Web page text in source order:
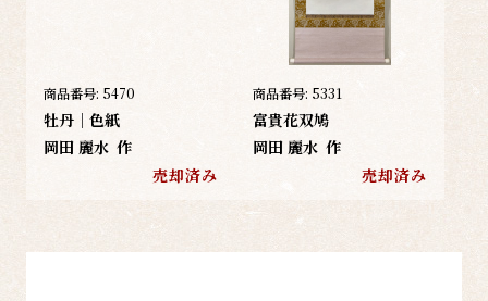
商品番号: 5470
牡丹｜色紙
岡田 麗水 作
売却済み
商品番号: 5331
富貴花双鳩
岡田 麗水 作
売却済み